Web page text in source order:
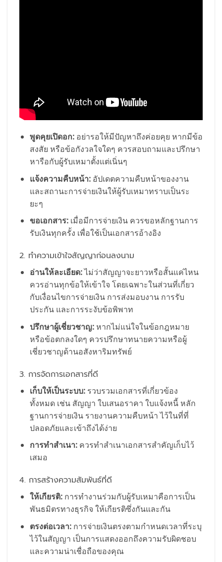
พูดคุยเปิดอก:อย่ารอให้มีปัญหาถึงค่อยคุย หากมีข้อ
สงสัย หรือข้อกังวลใจใดๆ ควรสอบถามและปรึกษา
หารือกับผู้รับเหมาตั้งแต่เนิ่นๆ
แจ้งความคืบหน้า:อัปเดตความคืบหน้าของงาน
และสถานะการจ่ายเงินให้ผู้รับเหมาทราบเป็นระ
ยะๆ
ขอเอกสาร:เมื่อมีการจ่ายเงิน ควรขอหลักฐานการ
รับเงินทุกครั้ง เพื่อใช้เป็นเอกสารอ้างอิง
2. ทำความเข้าใจสัญญาก่อนลงนาม
อ่านให้ละเอียด:ไม่ว่าสัญญาจะยาวหรือสั้นแค่ไหน
ควรอ่านทุกข้อให้เข้าใจ โดยเฉพาะในส่วนที่เกี่ยว
กับเงื่อนไขการจ่ายเงิน การส่งมอบงาน การรับ
ประกัน และการระงับข้อพิพาท
ปรึกษาผู้เชี่ยวชาญ:หากไม่แน่ใจในข้อกฎหมาย
หรือข้อตกลงใดๆ ควรปรึกษาทนายความหรือผู้
เชี่ยวชาญด้านอสังหาริมทรัพย์
3. การจัดการเอกสารที่ดี
เก็บให้เป็นระบบ:รวบรวมเอกสารที่เกี่ยวข้อง
ทั้งหมด เช่น สัญญา ใบเสนอราคา ใบแจ้งหนี้ หลัก
ฐานการจ่ายเงิน รายงานความคืบหน้า ไว้ในที่ที่
ปลอดภัยและเข้าถึงได้ง่าย
การทำสำเนา:ควรทำสำเนาเอกสารสำคัญเก็บไว้
เสมอ
4. การสร้างความสัมพันธ์ที่ดี
ให้เกียรติ:การทำงานร่วมกับผู้รับเหมาคือการเป็น
พันธมิตรทางธุรกิจ ให้เกียรติซึ่งกันและกัน
ตรงต่อเวลา:การจ่ายเงินตรงตามกำหนดเวลาที่ระบุ
ไว้ในสัญญา เป็นการแสดงออกถึงความรับผิดชอบ
และความน่าเชื่อถือของคุณ